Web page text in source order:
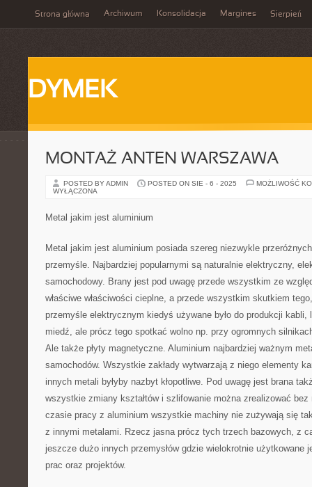
Strona główna Archiwum Konsolidacja Margines Sierpień
DYMEK
MONTAŻ ANTEN WARSZAWA
POSTED BY ADMIN POSTED ON SIE - 6 - 2025
MOŻLIWOŚĆ
WYŁĄCZONA
Metal jakim jest aluminium
Metal jakim jest aluminium posiada szereg niezwykle
przemyśle. Najbardziej popularnymi są naturalnie elektryczny,
samochodowy. Brany jest pod uwagę przede wszystkim ze
właściwe właściwości cieplne, a przede wszystkim skutkiem
przemyśle elektrycznym kiedyś używane było do produkcji kabli,
miedź, ale prócz tego spotkać wolno np. przy ogromnych
Ale także płyty magnetyczne. Aluminium najbardziej ważnym
samochodów. Wszystkie zakłady wytwarzają z niego elementy
innych metali byłyby nazbyt kłopotliwe. Pod uwagę jest brana
wszystkie zmiany kształtów i szlifowanie można zrealizować bez
czasie pracy z aluminium wszystkie machiny nie zużywają się
z innymi metalami. Rzecz jasna prócz tych trzech bazowych, z
jeszcze dużo innych przemysłów gdzie wielokrotnie użytkowane
prac oraz projektów.